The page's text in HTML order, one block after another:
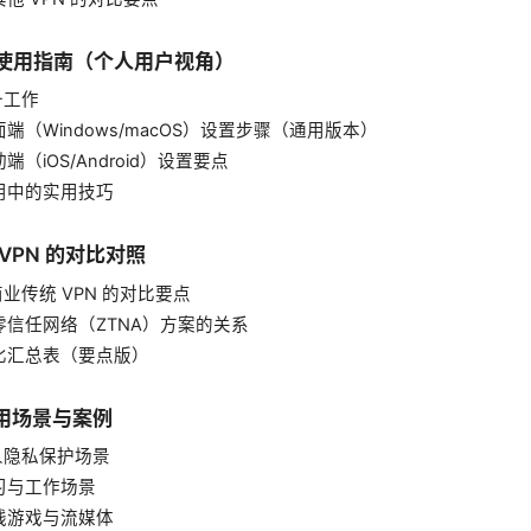
用指南（个人用户视角）
作
端（Windows/macOS）设置步骤（通用版本）
端（iOS/Android）设置要点
中的实用技巧
的对比对照
传统 VPN 的对比要点
信任网络（ZTNA）方案的关系
总表（要点版）
场景与案例
私保护场景
与工作场景
游戏与流媒体